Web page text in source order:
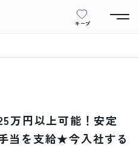
キープ
万円以上可能！安定
当を支給★今入社する